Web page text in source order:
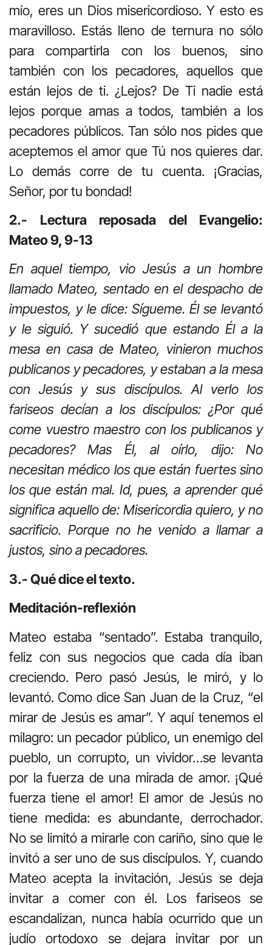
mío, eres un Dios misericordioso. Y esto es
maravilloso. Estás lleno de ternura no sólo
para compartirla con los buenos, sino
también con los pecadores, aquellos que
están lejos de ti. ¿Lejos? De Ti nadie está
lejos porque amas a todos, también a los
pecadores públicos. Tan sólo nos pides que
aceptemos el amor que Tú nos quieres dar.
Lo demás corre de tu cuenta. ¡Gracias,
Señor, por tu bondad!
2.- Lectura reposada del Evangelio:
Mateo 9, 9-13
En aquel tiempo, vio Jesús a un hombre
llamado Mateo, sentado en el despacho de
impuestos, y le dice: Sígueme. Él se levantó
y le siguió. Y sucedió que estando Él a la
mesa en casa de Mateo, vinieron muchos
publicanos y pecadores, y estaban a la mesa
con Jesús y sus discípulos. Al verlo los
fariseos decían a los discípulos: ¿Por qué
come vuestro maestro con los publicanos y
pecadores? Mas Él, al oírlo, dijo: No
necesitan médico los que están fuertes sino
los que están mal. Id, pues, a aprender qué
significa aquello de: Misericordia quiero, y no
sacrificio. Porque no he venido a llamar a
justos, sino a pecadores.
3.- Qué dice el texto.
Meditación-reflexión
Mateo estaba “sentado”. Estaba tranquilo,
feliz con sus negocios que cada día iban
creciendo. Pero pasó Jesús, le miró, y lo
levantó. Como dice San Juan de la Cruz, “el
mirar de Jesús es amar”. Y aquí tenemos el
milagro: un pecador público, un enemigo del
pueblo, un corrupto, un vividor…se levanta
por la fuerza de una mirada de amor. ¡Qué
fuerza tiene el amor! El amor de Jesús no
tiene medida: es abundante, derrochador.
No se limitó a mirarle con cariño, sino que le
invitó a ser uno de sus discípulos. Y, cuando
Mateo acepta la invitación, Jesús se deja
invitar a comer con él. Los fariseos se
escandalizan, nunca había ocurrido que un
judío ortodoxo se dejara invitar por un